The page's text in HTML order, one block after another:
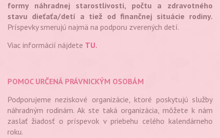
formy náhradnej starostlivosti, počtu a zdravotného
stavu dieťaťa/detí a tiež od finančnej situácie rodiny.
Príspevky smerujú najmä na podporu zverených detí.
Viac informácií nájdete TU.
POMOC URČENÁ PRÁVNICKÝM OSOBÁM
Podporujeme neziskové organizácie, ktoré poskytujú služby
náhradným rodinám. Ak ste taká organizácia, môžete k nám
zaslať žiadosť o príspevok v priebehu celého kalendárneho
roku.